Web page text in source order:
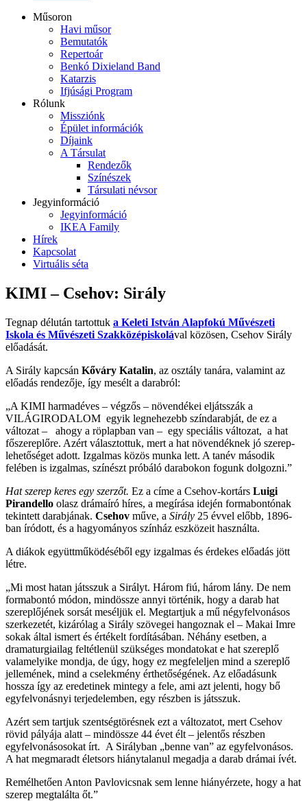
Műsoron
Havi műsor
Bemutatók
Repertoár
Benkó Dixieland Band
Katarzis
Ifjúsági Program
Rólunk
Missziónk
Épület információk
Díjaink
A Társulat
Rendezők
Színészek
Társulati névsor
Jegyinformáció
Jegyinformáció
IKEA Family
Hírek
Kapcsolat
Virtuális séta
KIMI – Csehov: Sirály
Tegnap délután tartottuk a Keleti István Alapfokú Művészeti
Iskola és Művészeti Szakközépiskolával közösen, Csehov Sirály
előadását.
A Sirály kapcsán Kőváry Katalin, az osztály tanára, valamint az
előadás rendezője, így mesélt a darabról:
„A KIMI harmadéves – végzős – növendékei eljátsszák a
VILÁGIRODALOM egyik legnehezebb színdarabját, de ez a
változat – ahogy a röplapban van – egy speciális változat, a hat
főszereplőre. Azért választottuk, mert a hat növendéknek jó szerep-
lehetőséget adott. Izgalmas közös munka lett. A tanév második
felében is izgalmas, színészt próbáló darabokon fogunk dolgozni.”
Hat szerep keres egy szerzőt. Ez a címe a Csehov-kortárs Luigi
Pirandello olasz drámaíró híres, a megírása idején formabontónak
tekintett darabjának. Csehov műve, a Sirály 25 évvel előbb, 1896-
ban íródott, és a hagyományos színház eszközeit használta.
A diákok együttműködéséből egy izgalmas és érdekes előadás jött
létre.
„Mi most hatan játsszuk a Sirályt. Három fiú, három lány. De nem
formabontó módon, mindössze annyi történik, hogy a darab hat
szereplőjének sorsát meséljük el. Megtartjuk a mű négyfelvonásos
szerkezetét, kizárólag a Sirály szövegei hangoznak el – Makai Imre
sokak által ismert és értékelt fordításában. Néhány esetben, a
dramaturgiailag feltétlenül szükséges mondatokat e hat szereplő
valamelyike mondja, de úgy, hogy ez megfeleljen mind a szereplő
jellemének, mind a cselekmény érthetőségének. Az előadásunk
hossza így az eredetinek mintegy a fele, ami azt jelenti, hogy bő
egyfelvonásnyi terjedelemben, egy részben is játsszuk.
Azért sem tartjuk szentségtörésnek ezt a változatot, mert Csehov
rövid pályája alatt – mindössze 44 évet élt – jelentős részben
egyfelvonásosokat írt. A Sirályban „benne van” az egyfelvonásos.
A hat megmaradt életsors hiánytalanul megadja a darab drámai ívét.
Remélhetően Anton Pavlovicsnak sem lenne hiányérzete, hogy a hat
szerep megtalálta őt.”